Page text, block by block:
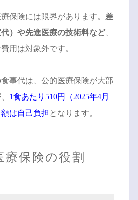
保険には限界があります。 差
）や先進医療の技術料など、
用は対象外です。
食事代は、公的医療保険が大部
1食あたり510円（2025年4月
は自己負担 となります。
療保険の役割